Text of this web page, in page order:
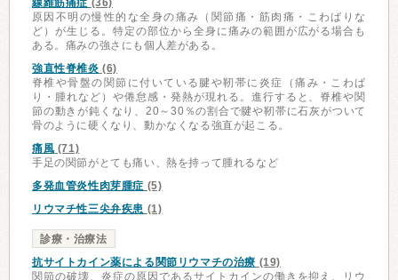
線維筋痛症 (36)
原因不明の慢性的な全身の痛み（関節痛・筋肉痛・こわばりな
ど）が生じる。特定の部位から全身に痛みの範囲が広がる場合も
ある。痛みの強さにも個人差がある。
強直性脊椎炎 (6)
脊椎や骨盤の関節に付いている腱や靭帯に炎症（痛み・こわば
り・腫れなど）や倦怠感・発熱が現れる。進行すると、脊椎や関
節の動きが鈍くなり、20～30％の割合で腱や靭帯に石灰がついて
骨のように硬くなり、動かなくなる強直が起こる。
痛風 (71)
手足の関節がとても痛い、熱を持って腫れるなど
多発血管炎性肉芽腫症 (5)
リウマチ性三尖弁疾患 (1)
診療・治療法
抗サイトカイン薬による関節リウマチの治療 (19)
関節の破壊、炎症の原因であるサイトカインの働きを抑え、リウ